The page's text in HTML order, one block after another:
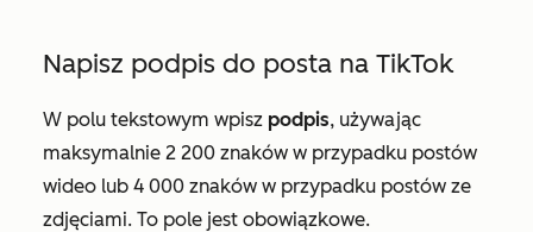
Napisz podpis do posta na TikTok
W polu tekstowym wpisz podpis, używając
maksymalnie 2 200 znaków w przypadku postów
wideo lub 4 000 znaków w przypadku postów ze
zdjęciami. To pole jest obowiązkowe.